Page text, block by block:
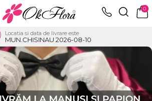
0
Locatia si data de livrare este
MUN.CHISINAU 2026-08-10